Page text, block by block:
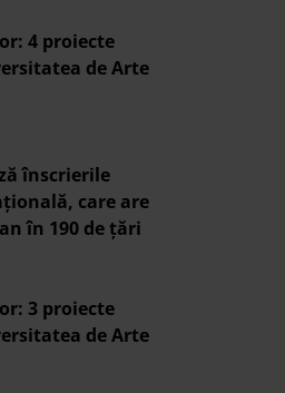
4 proiecte
de Arte
înscrierile
care are
în 190 de țări
3 proiecte
de Arte